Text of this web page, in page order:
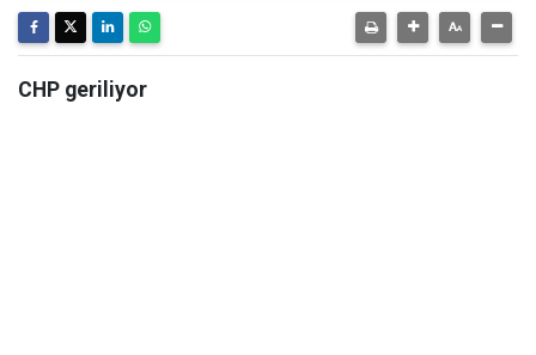
CHP geriliyor